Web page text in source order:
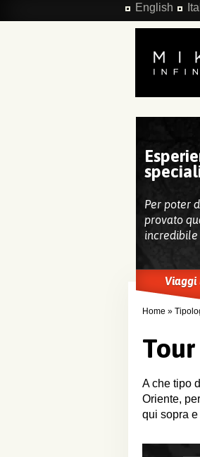
Salta al contenuto principaleEnglish
Home »
Per poter
provato
Viaggi
A che tipo
Oriente,
qui sopra